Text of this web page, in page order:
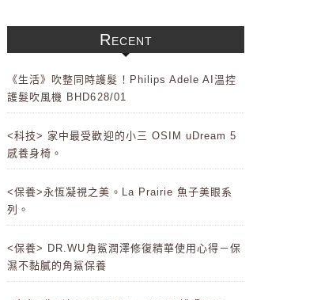
Recent
《生活》吹整同時護髮！Philips Adele AI溫控
護髮吹風機 BHD628/01
<科技> 家中最受歡迎的小三 OSIM uDream 5
感養身椅。
<保養>永恆凝視之美。La Prairie 魚子美眼系
列。
<保養> DR.WU角鯊潤澤修復精華使用心得－保
濕不黏膩的角鯊保養